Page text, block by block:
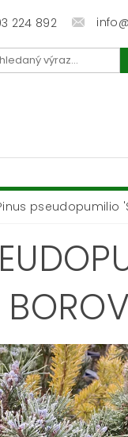
224 892
pseudopumilio